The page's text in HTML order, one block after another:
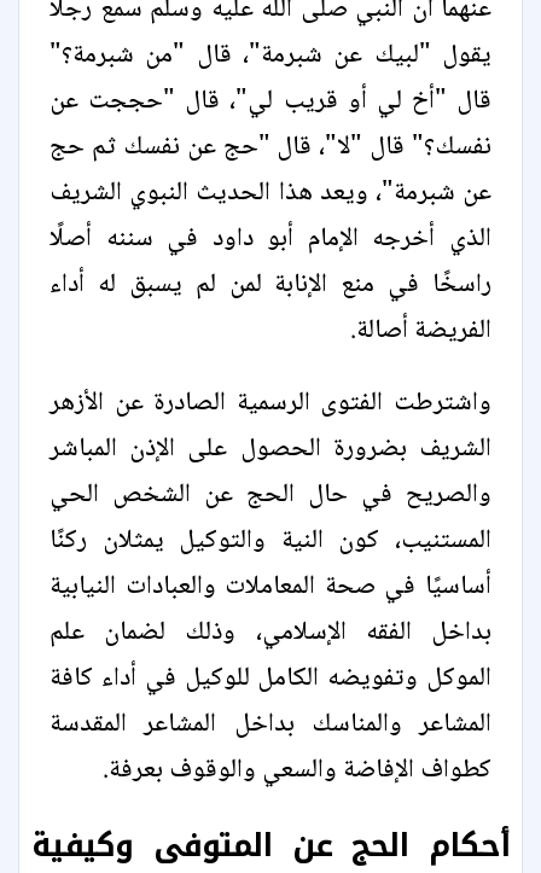
عنهما أن النبي صلى الله عليه وسلم سمع رجلًا
يقول "لبيك عن شبرمة"، قال "من شبرمة؟"
قال "أخ لي أو قريب لي"، قال "حججت عن
نفسك؟" قال "لا"، قال "حج عن نفسك ثم حج
عن شبرمة"، ويعد هذا الحديث النبوي الشريف
الذي أخرجه الإمام أبو داود في سننه أصلًا
راسخًا في منع الإنابة لمن لم يسبق له أداء
الفريضة أصالة.
واشترطت الفتوى الرسمية الصادرة عن الأزهر
الشريف بضرورة الحصول على الإذن المباشر
والصريح في حال الحج عن الشخص الحي
المستنيب، كون النية والتوكيل يمثلان ركنًا
أساسيًا في صحة المعاملات والعبادات النيابية
بداخل الفقه الإسلامي، وذلك لضمان علم
الموكل وتفويضه الكامل للوكيل في أداء كافة
المشاعر والمناسك بداخل المشاعر المقدسة
كطواف الإفاضة والسعي والوقوف بعرفة.
أحكام الحج عن المتوفى وكيفية